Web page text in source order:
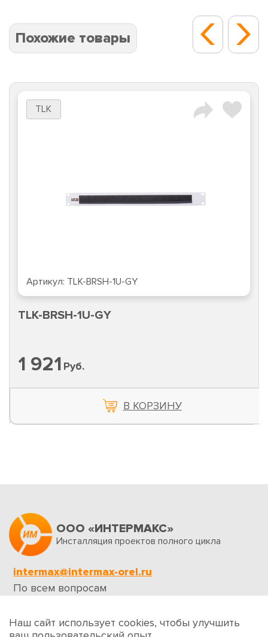
Похожие товары
TLK
Артикул: TLK-BRSH-1U-GY
TLK-BRSH-1U-GY
1 921 Руб.
В КОРЗИНУ
ООО «ИНТЕРМАКС»
Инсталляция проектов полного цикла
intermax@intermax-orel.ru
По всем вопросам
Обратная связь
Наш сайт использует cookies, чтобы улучшить